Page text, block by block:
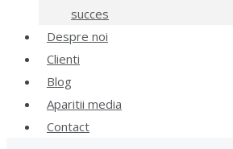
succes
Despre noi
Clienti
Blog
Aparitii media
Contact